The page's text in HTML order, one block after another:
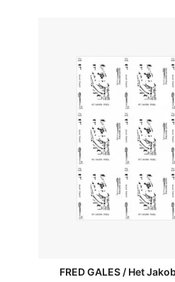
FRED GALES / Het